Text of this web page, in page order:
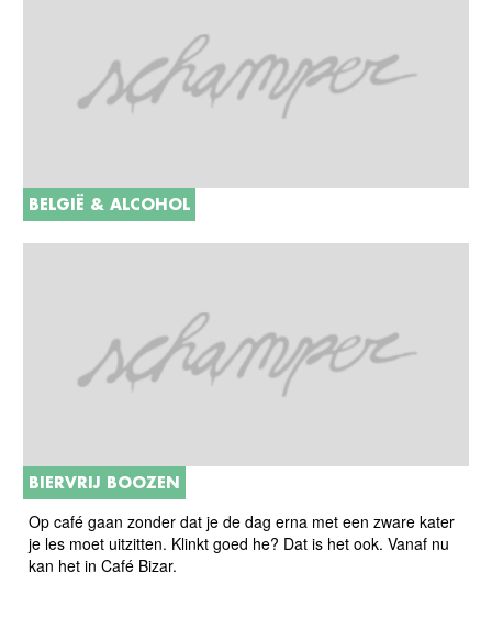
BELGIË & ALCOHOL
BIERVRIJ BOOZEN
Op café gaan zonder dat je de dag erna met een zware kater
je les moet uitzitten. Klinkt goed he? Dat is het ook. Vanaf nu
kan het in Café Bizar.